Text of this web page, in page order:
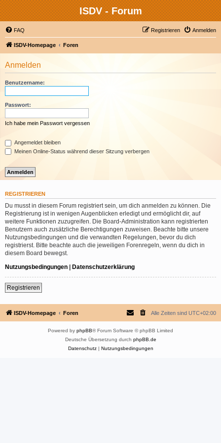
ISDV - Forum
FAQ Anmelden
Registrieren
ISDV-Homepage Foren
Anmelden
Benutzername:
Passwort:
Ich habe mein Passwort vergessen
Angemeldet bleiben
Meinen Online-Status während dieser Sitzung verbergen
REGISTRIEREN
Du musst in diesem Forum registriert sein, um dich anmelden zu können. Die
Registrierung ist in wenigen Augenblicken erledigt und ermöglicht dir, auf
weitere Funktionen zuzugreifen. Die Board-Administration kann registrierten
Benutzern auch zusätzliche Berechtigungen zuweisen. Beachte bitte unsere
Nutzungsbedingungen und die verwandten Regelungen, bevor du dich
registrierst. Bitte beachte auch die jeweiligen Forenregeln, wenn du dich in
diesem Board bewegst.
Nutzungsbedingungen | Datenschutzerklärung
Registrieren
ISDV-Homepage Foren Alle Zeiten sind UTC+02:00
Powered by phpBB® Forum Software © phpBB Limited
Deutsche Übersetzung durch phpBB.de
Datenschutz| Nutzungsbedingungen